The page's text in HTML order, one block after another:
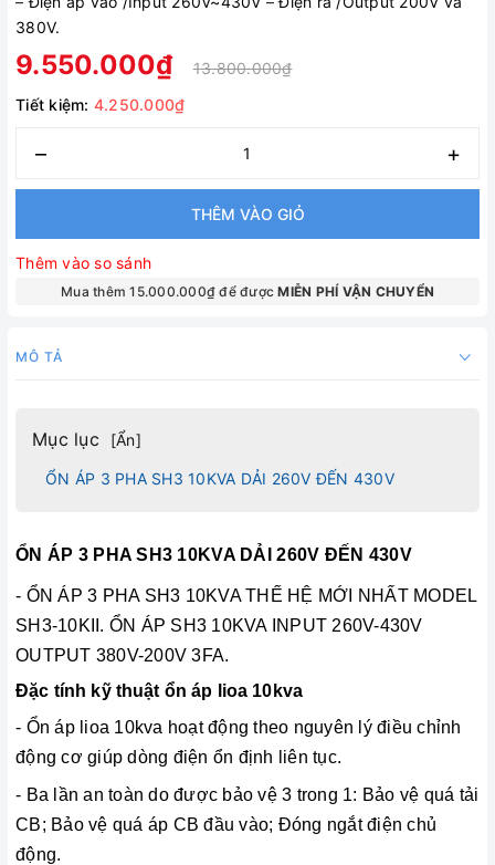
380V.
9.550.000₫
13.800.000₫
Tiết kiệm: 4.250.000₫
– +
THÊM VÀO GIỎ
Thêm vào so sánh
Mua thêm 15.000.000₫ để đượcMIỄN PHÍ VẬN CHUYỂN
MÔ TẢ
Mục lục [Ẩn]
ỔN ÁP 3 PHA SH3 10KVA DẢI 260V ĐẾN 430V
ỔN ÁP 3 PHA SH3 10KVA DẢI 260V ĐẾN 430V
- ỔN ÁP 3 PHA SH3 10KVA THẾ HỆ MỚI NHẤT MODEL
SH3-10KII. ỔN ÁP SH3 10KVA INPUT 260V-430V
OUTPUT 380V-200V 3FA.
Đặc tính kỹ thuật ổn áp lioa 10kva
- Ổn áp lioa 10kva hoạt động theo nguyên lý điều chỉnh
động cơ giúp dòng điện ổn định liên tục.
- Ba lần an toàn do được bảo vệ 3 trong 1: Bảo vệ quá tải
CB; Bảo vệ quá áp CB đầu vào; Đóng ngắt điện chủ
động.